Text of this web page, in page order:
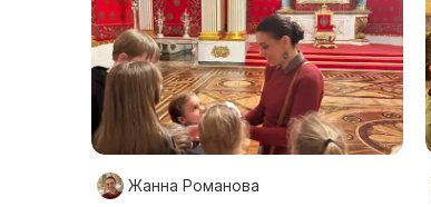
Жанна Романова